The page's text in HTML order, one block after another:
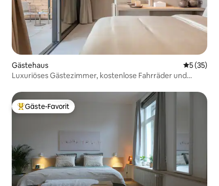
Gästehaus
5 (35)
Luxuriöses Gästezimmer, kostenlose Fahrräder und
Beliebter Gäste-Favorit.
Gäste-Favorit